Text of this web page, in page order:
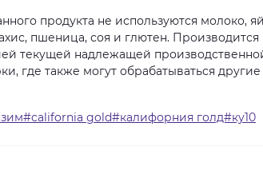
продукта не используются молоко,
пшеница, соя и глютен.
текущей надлежащей
где также могут обрабатываться
gold#калифорния голд#ку10